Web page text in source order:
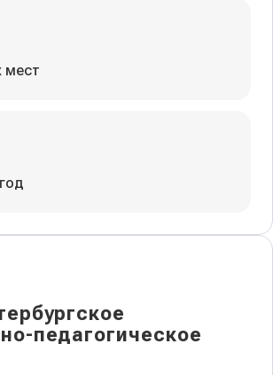
мест
педагогическое